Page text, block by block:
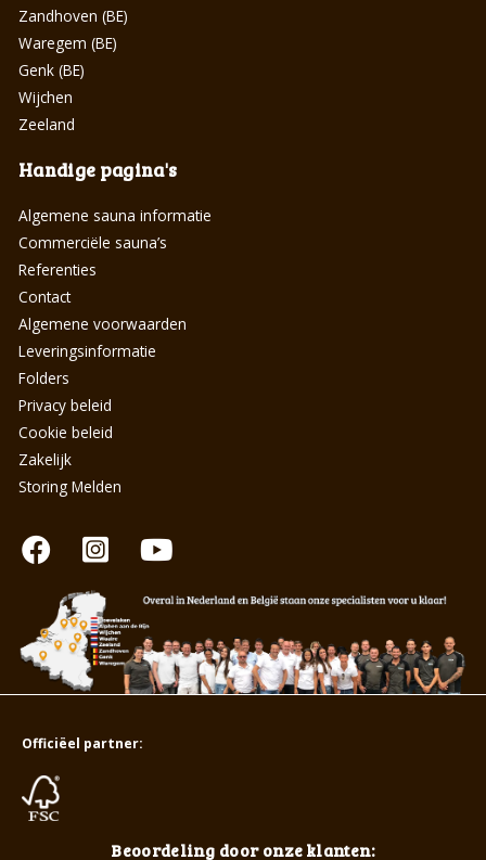
Zandhoven (BE)
Waregem (BE)
Genk (BE)
Wijchen
Zeeland
Handige pagina's
Algemene sauna informatie
Commerciële sauna’s
Referenties
Contact
Algemene voorwaarden
Leveringsinformatie
Folders
Privacy beleid
Cookie beleid
Zakelijk
Storing Melden
Beoordeling door onze klanten:
Officiëel partner: